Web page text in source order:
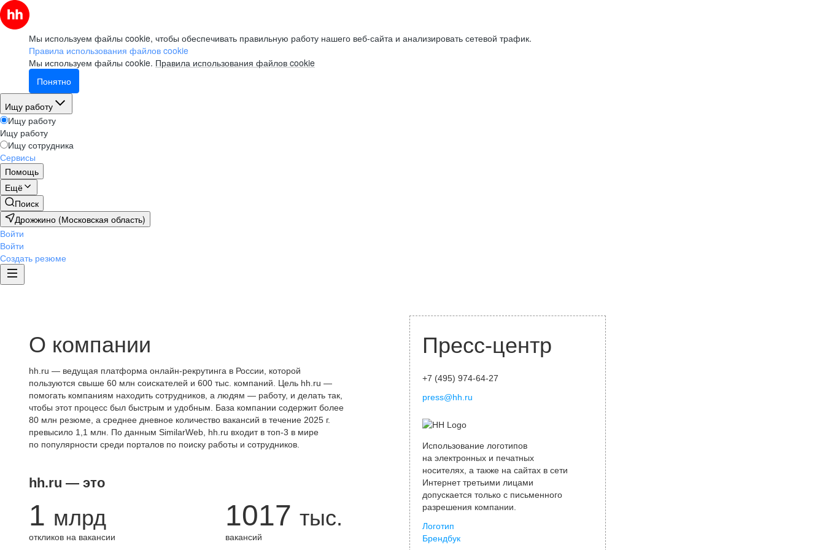
Мы используем файлы cookie, чтобы обеспечивать правильную работу нашего веб-сайта и анализировать сетевой трафик.
Правила использования файлов cookie
Мы используем файлы cookie. Правила использования файлов cookie
Понятно
Ищу работу
Ищу работу
Ищу работу
Ищу сотрудника
Сервисы
Помощь
Ещё
Поиск
Дрожжино (Московская область)
Войти
Войти
Создать резюме
О компании
hh.ru — ведущая платформа онлайн-рекрутинга в России, которой
пользуются свыше 60 млн соискателей и 600 тыс. компаний. Цель hh.ru —
помогать компаниям находить сотрудников, а людям — работу, и делать так,
чтобы этот процесс был быстрым и удобным. База компании содержит более
80 млн резюме, а среднее дневное количество вакансий в течение 2025 г.
превысило 1,1 млн. По данным SimilarWeb, hh.ru входит в топ-3 в мире
по популярности среди порталов по поиску работы и сотрудников.
hh.ru — это
1 млрд
откликов на вакансии
1017 тыс.
вакансий
Пресс-центр
+7 (495) 974-64-27
press@hh.ru
Использование логотипов
на электронных и печатных
носителях, а также на сайтах в сети
Интернет третьими лицами
допускается только с письменного
разрешения компании.
Логотип
Брендбук